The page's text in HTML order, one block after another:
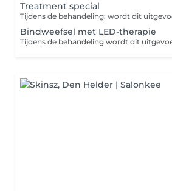
Treatment special
Bindweefsel met LED-therapie